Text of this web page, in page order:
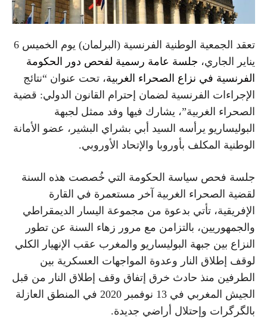
تعقد الجمعية الوطنية الفرنسية (البرلمان) يوم الخميس 6
يناير الجاري، جلسة عامة رسمية لفحص دور الحكومة
الفرنسية في نزاع الصحراء الغربية، تحت عنوان “نتائج
الإجراءات الفرنسية لضمان إحترام القانون الدولي: قضية
الصحراء الغربية”، يشارك فيها وفد ممثل لجبهة
البوليساريو يرأسه السيد أبي بشراي البشير، عضو الأمانة
الوطنية المكلف بأوروبا والإتحاد الأوروبي.
جلسة فحص سياسة الحكومة التي خُصصت هذه السنة
لقضية الصحراء الغربية آخر مستعمرة في القارة
الإفريقية، تأتي بدعوة من مجموعة اليسار الديمقراطي
والجمهوريين، بالتزامن مع مرور زهاء السنة عن تطور
النزاع بين جبهة البوليساريو والمغرب عقب الإنهيار الكلي
لوقف إطلاق النار وعدوة المواجهات العسكرية بين
الطرفين منذ حادث خرق إتفاق وقف إطلاق النار من قبل
الجيش المغربي في 13 نوفمبر 2020 في المنطق العازلة
بالگرگرات وإحتلال أراضي جديدة.